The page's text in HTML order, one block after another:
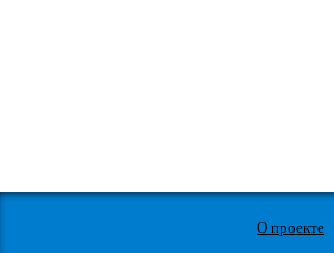
О проекте